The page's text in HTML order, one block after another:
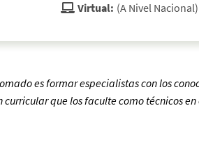
Virtual: (A Nivel Nacional)
es formar especialistas con los
que los faculte como técnicos